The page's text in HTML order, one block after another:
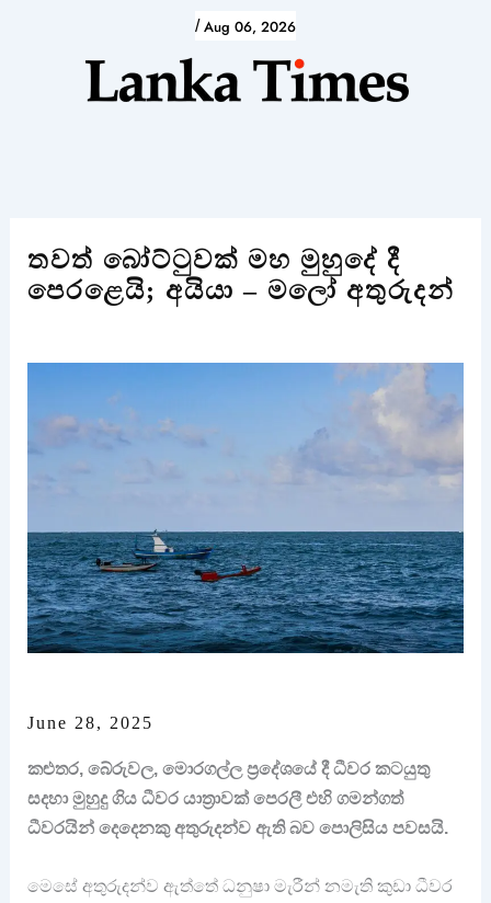
/ Aug 06, 2026
තවත් බෝට්ටුවක් මහ මුහුදේ දී
පෙරළෙයි; අයියා – මලෝ අතුරුදන්
June 28, 2025
කළුතර, බේරුවල, මොරගල්ල ප්‍රදේශයේ දී ධීවර කටයුතු
සදහා මුහුදු ගිය ධීවර යාත්‍රාවක් පෙරලී එහි ගමන්ගත්
ධීවරයින් දෙදෙනකු අතුරුදන්ව ඇති බව පොලිසිය පවසයි.
මෙසේ අතුරුදන්ව ඇත්තේ ධනුෂා මැරීන් නමැති කුඩා ධීවර